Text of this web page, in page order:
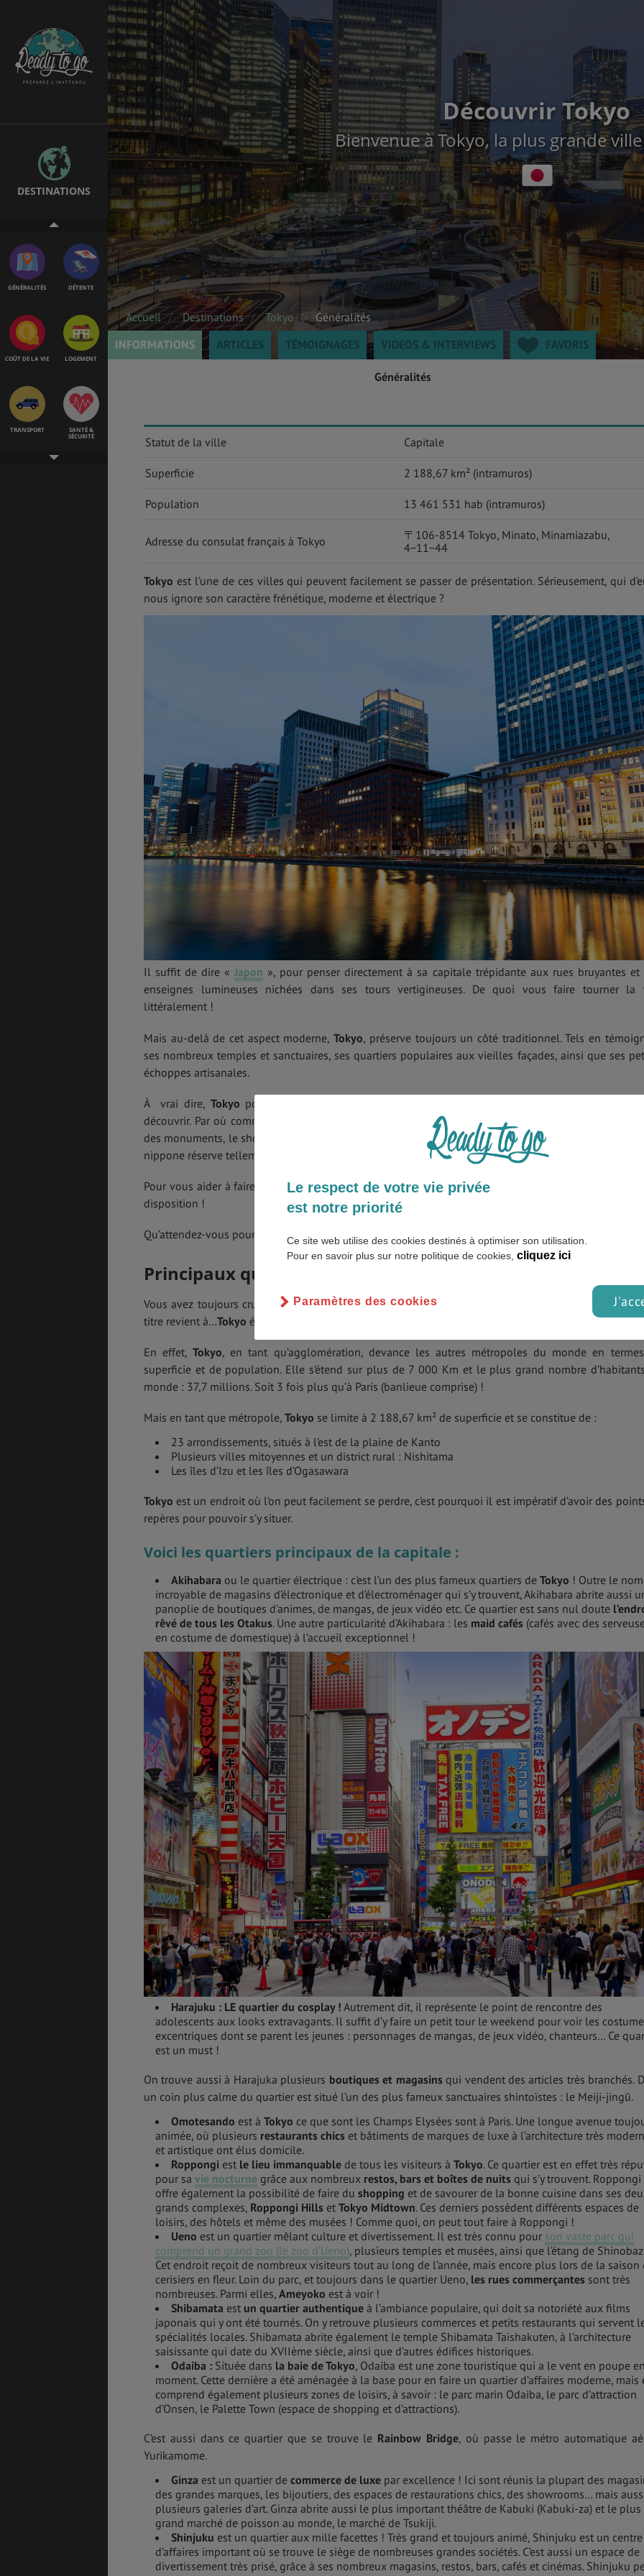
DESTINATIONS
ÉTUDES
EMPLOIS &
STAGES
GÉNÉRALITÉS DÉTENTE
COÛT DE LA VIE LOGEMENT
TRANSPORT
SANTÉ &
SÉCURITÉ
Découvrir Tokyo
Bienvenue à Tokyo, la plus grande
Accueil Destinations Tokyo
Généralités
INFORMATIONS
ARTICLES TÉMOIGNAGES VIDEOS & INTERVIEWS FAVORIS
Généralités
Statut de la ville Capitale
Superficie 2 188,67 km² (intramuros)
Population 13 461 531 hab (intramuros)
Adresse du consulat français à Tokyo
〒106-8514 Tokyo, Minato, Minamiazabu,
4−11−44
Tokyo est l’une de ces villes qui peuvent facilement se passer de présentation. Sérieusement, qui
nous ignore son caractère frénétique, moderne et électrique ?
Il suffit de dire «Japon », pour penser directement à sa capitale trépidante aux rues bruyantes et
enseignes lumineuses nichées dans ses tours vertigineuses. De quoi vous faire tourner la
littéralement !
Mais au-delà de cet aspect moderne,Tokyo, préserve toujours un côté traditionnel. Tels en
ses nombreux temples et sanctuaires, ses quartiers populaires aux vieilles façades, ainsi que ses
échoppes artisanales.
À vrai dire, Tokyo possède tellement de facettes qu’un petit séjour ne suffira nullement pour
découvrir. Par où commencer ? Les promenades dans ses jardins pittoresques, les visites des
des monuments, le shopping dans ses quartiers branchés, ou les longues nuits de karaokés ? La
nippone réserve tellement de surprises à ses visiteurs !
Pour vous aider à faire le tour desattractions de la ville,un réseau de métro
disposition !
Qu’attendez-vous pour devenir un gaijin in Tokyo ? (Étranger à Tokyo)
Principaux quartiers
Vous avez toujours cru que New York était la plus grande ville du monde ? Et bien détrompez-
titre revient à…Tokyo évidemment !
En effet,Tokyo, en tant qu’agglomération, devance les autres métropoles du monde en
superficie et de population. Elle s’étend sur plus de 7 000 Km et le plus grand nombre
monde : 37,7 millions. Soit 3 fois plus qu’à Paris (banlieue comprise) !
Mais en tant que métropole, Tokyo se limite à 2 188,67 km² de superficie et se constitue de :
23 arrondissements, situés à l’est de la plaine de Kanto
Plusieurs villes mitoyennes et un district rural : Nishitama
Les îles d’Izu et les îles d’Ogasawara
Tokyo est un endroit où l’on peut facilement se perdre, c’est pourquoi il est impératif d’avoir des
repères pour pouvoir s’y situer.
Voici les quartiers principaux de la capitale :
Akihabara ou le quartier électrique : c'est l’un des plus fameux quartiers de Tokyo ! Outre le
incroyable de magasins d’électronique et d’électroménager qui s’y trouvent, Akihabara abrite aussi
panoplie de boutiques d’animes, de mangas, de jeux vidéo etc. Ce quartier est sans nul doute
rêvé de tous les Otakus. Une autre particularité d’Akihabara : les maid cafés (cafés avec des
en costume de domestique) à l’accueil exceptionnel !
Harajuku : LE quartier du cosplay! Autrement dit, il représente le point de rencontre des
adolescents aux looks extravagants. Il suffit d’y faire un petit tour le weekend pour voir les
excentriques dont se parent les jeunes : personnages de mangas, de jeux vidéo, chanteurs… Ce
est un must !
On trouve aussi à Harajuka plusieurs boutiques et magasinsqui vendent des articles très branchés.
un coin plus calme du quartier est situé l’un des plus fameux sanctuaires shintoïstes : le Meiji-jingū.
Omotesando est à Tokyo ce que sont les Champs Elysées sont à Paris. Une longue avenue
animée, où plusieurs restaurants chics et bâtiments de marques de luxe à l’architecture très
et artistique ont élus domicile.
Roppongi est le lieu immanquable de tous les visiteurs à Tokyo. Ce quartier est en effet très
pour sa vie nocturne grâce aux nombreux restos, bars et boîtes de nuits qui s’y trouvent. Roppongi
offre également la possibilité de faire du shopping et de savourer de la bonne cuisine dans ses
grands complexes, Roppongi Hills et Tokyo Midtown. Ces derniers possèdent différents espaces de
loisirs, des hôtels et même des musées ! Comme quoi, on peut tout faire à Roppongi !
Ueno est un quartier mêlant culture et divertissement. Il est très connu pour son vaste parc qui
comprend un grand zoo (le zoo d’Ueno), plusieurs temples et musées, ainsi que l’étang de
Cet endroit reçoit de nombreux visiteurs tout au long de l’année, mais encore plus lors de la saison
cerisiers en fleur. Loin du parc, et toujours dans le quartier Ueno, les rues commerçantes sont très
nombreuses. Parmi elles, Ameyoko est à voir !
Shibamata est un quartier authentique à l’ambiance populaire, qui doit sa notoriété aux films
japonais qui y ont été tournés. On y retrouve plusieurs commerces et petits restaurants qui servent
spécialités locales. Shibamata abrite également le temple Shibamata Taishakuten, à l’architecture
saisissante qui date du XVIIème siècle, ainsi que d’autres édifices historiques.
Odaiba : Située dans la baie de Tokyo, Odaiba est une zone touristique qui a le vent en poupe
moment. Cette dernière a été aménagée à la base pour en faire un quartier d’affaires moderne, mais
comprend également plusieurs zones de loisirs, à savoir : le parc marin Odaiba, le parc d’attraction
d’Onsen, le Palette Town (espace de shopping et d’attractions).
C’est aussi dans ce quartier que se trouve le Rainbow Bridge, où passe le métro automatique
Yurikamome.
Ginza est un quartier de commerce de luxe par excellence ! Ici sont réunis la plupart des
des grandes marques, les bijoutiers, des espaces de restaurations chics, des showrooms… mais
plusieurs galeries d’art. Ginza abrite aussi le plus important théâtre de Kabuki (Kabuki-za) et le plus
grand marché de poisson au monde, le marché de Tsukiji.
Shinjuku est un quartier aux mille facettes ! Très grand et toujours animé, Shinjuku est un centre
d’affaires important où se trouve le siège de nombreuses grandes sociétés. C’est aussi un espace de
divertissement très prisé, grâce à ses nombreux magasins, restos, bars, cafés et cinémas. Shinjuku
Le respect de votre vie privée
est notre priorité
Ce site web utilise des cookies destinés à optimiser son utilisation.
Pour en savoir plus sur notre politique de cookies, cliquez ici
Paramètres des cookies